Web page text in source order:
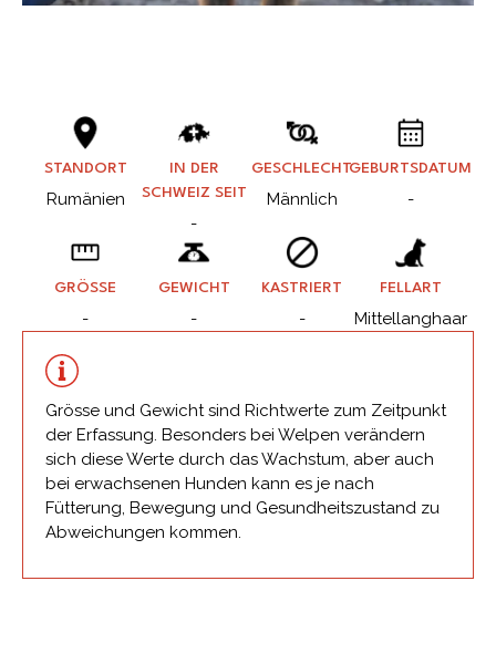
STANDORT
Rumänien
IN DER
SCHWEIZ SEIT
-
GESCHLECHT
Männlich
GEBURTSDATUM
-
GRÖSSE
-
GEWICHT
-
KASTRIERT
-
FELLART
Mittellanghaar
Grösse und Gewicht sind Richtwerte zum Zeitpunkt
der Erfassung. Besonders bei Welpen verändern
sich diese Werte durch das Wachstum, aber auch
bei erwachsenen Hunden kann es je nach
Fütterung, Bewegung und Gesundheitszustand zu
Abweichungen kommen.